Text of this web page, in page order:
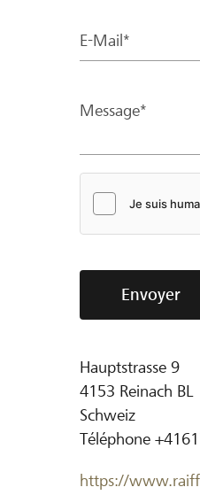
E-Mail*
Message*
Envoyer
Hauptstrasse 9
4153 Reinach BL
Schweiz
Téléphone
https://